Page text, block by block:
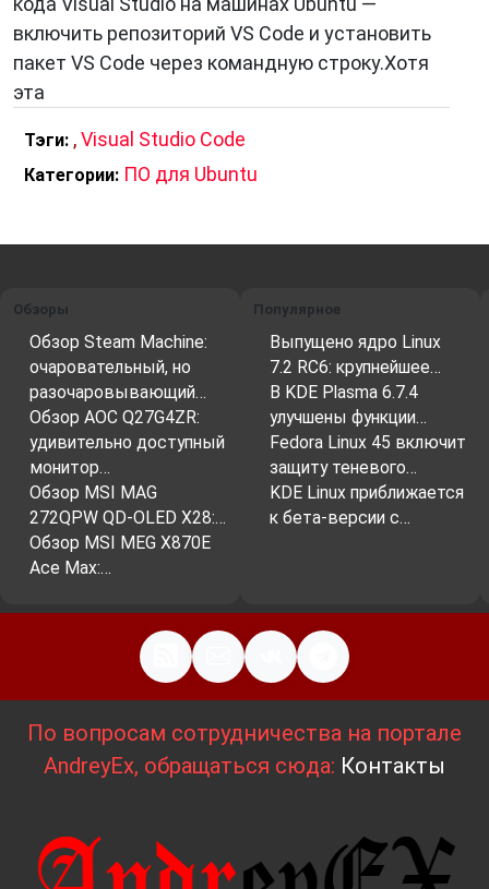
включить репозиторий VS Code и установить
пакет VS Code через командную строку.Хотя
эта
Тэги: ,Visual Studio Code
Категории: ПО для Ubuntu
Обзоры
Обзор Steam Machine:
очаровательный, но
разочаровывающий…
Обзор AOC Q27G4ZR:
удивительно доступный
монитор…
Обзор MSI MAG
272QPW QD-OLED X28:…
Обзор MSI MEG X870E
Ace Max:…
Популярное
Выпущено ядро Linux
7.2 RC6: крупнейшее…
В KDE Plasma 6.7.4
улучшены функции…
Fedora Linux 45 включит
защиту теневого…
KDE Linux приближается
к бета-версии с…
По вопросам сотрудничества на портале
AndreyEx, обращаться сюда: Контакты